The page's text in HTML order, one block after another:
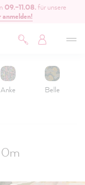
09.–11.08.für unsere
Anke Belle